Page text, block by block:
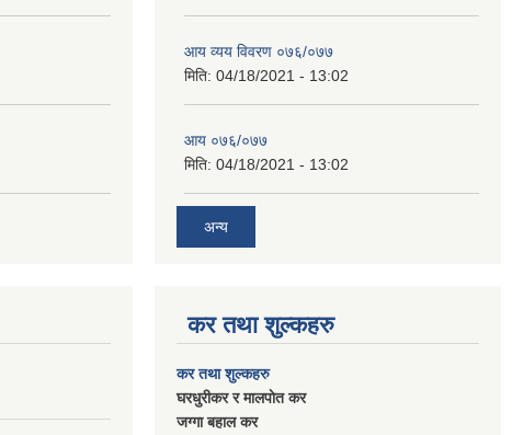
आय व्यय विवरण ०७६/०७७
मिति: 04/18/2021 - 13:02
आय ०७६/०७७
मिति: 04/18/2021 - 13:02
अन्य
कर तथा शुल्कहरु
कर तथा शुल्कहरु
घरधुरीकर र मालपाेत कर
जग्गा बहाल कर